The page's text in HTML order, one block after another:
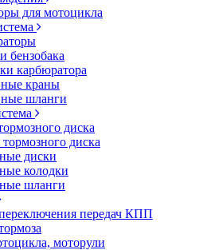
для мотоцикла
бензобака
карбюратора
краны
шланги
диска
диска
диски
колодки
шланги
передач КПП
моторули